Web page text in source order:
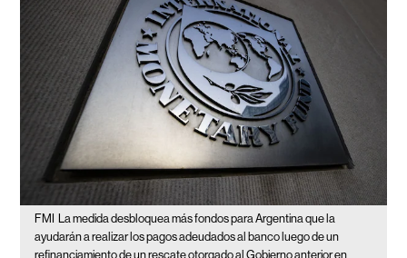
FMI
La medida desbloquea más fondos para Argentina que la
ayudarán a realizar los pagos adeudados al banco luego de un
refinanciamiento de un rescate otorgado al Gobierno anterior en